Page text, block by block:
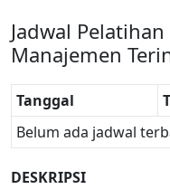
Jadwal
Manajemen
Tanggal
Belum ada jadwal
DESKRIPSI